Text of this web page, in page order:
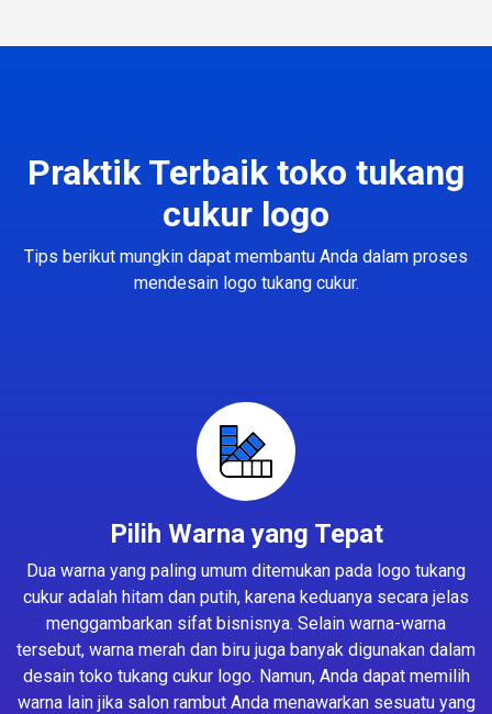
Praktik Terbaik toko tukang
cukur logo
Tips berikut mungkin dapat membantu Anda dalam proses
mendesain logo tukang cukur.
Pilih Warna yang Tepat
Dua warna yang paling umum ditemukan pada logo tukang
cukur adalah hitam dan putih, karena keduanya secara jelas
menggambarkan sifat bisnisnya. Selain warna-warna
tersebut, warna merah dan biru juga banyak digunakan dalam
desain toko tukang cukur logo. Namun, Anda dapat memilih
warna lain jika salon rambut Anda menawarkan sesuatu yang